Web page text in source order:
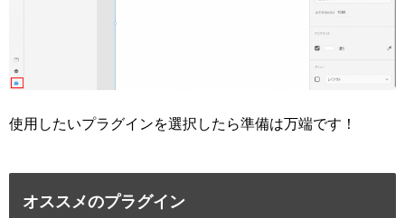
使用したいプラグインを選択したら準備は万端です！
オススメのプラグイン